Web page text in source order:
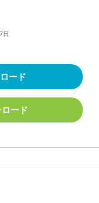
日
ード
ード